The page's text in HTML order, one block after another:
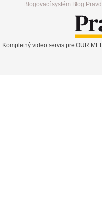
Blogovací systém
Kompletný video servis pre OUR